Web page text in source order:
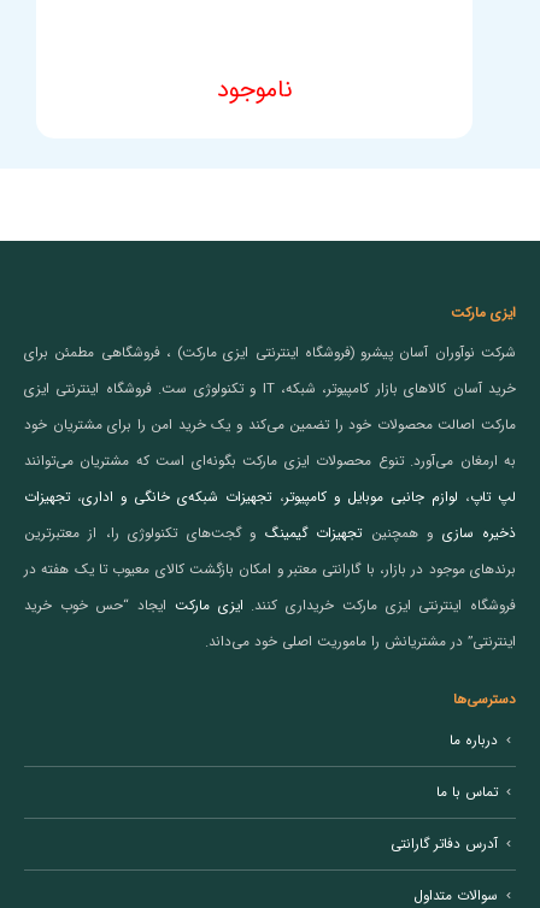
ناموجود
ایزی مارکت
شرکت نوآوران آسان پیشرو (فروشگاه اینترنتی ایزی مارکت) ، فروشگاهی مطمئن برای
خرید آسان کالاهای بازار کامپیوتر، شبکه، IT و تکنولوژی ست. فروشگاه اینترنتی ایزی
مارکت اصالت محصولات خود را تضمین می‌کند و یک خرید امن را برای مشتریان خود
به ارمغان می‌آورد. تنوع محصولات ایزی مارکت بگونه‌ای است که مشتریان می‌توانند
لپ تاپ، لوازم جانبی موبایل و کامپیوتر،تجهیزات شبکه‌ی خانگی و اداری،تجهیزات
ذخیره سازی و همچنینتجهیزات گیمینگ و گجت‌های تکنولوژی را، از معتبرترین
برندهای موجود در بازار، با گارانتی معتبر و امکان بازگشت کالای معیوب تا یک هفته در
فروشگاه اینترنتی ایزی مارکت خریداری کنند. ایزی مارکت ایجاد “حس خوب خرید
اینترنتی” در مشتریانش را ماموریت اصلی خود می‌داند.
دسترسی‌ها
درباره ما
تماس با ما
آدرس دفاتر گارانتی
سوالات متداول